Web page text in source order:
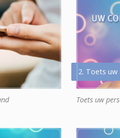
2. Toets uw
Toets uw